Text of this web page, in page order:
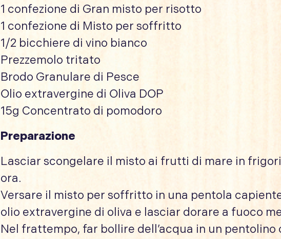
1 confezione di Gran misto per risotto
1 confezione di Misto per soffritto
1/2 bicchiere di vino bianco
Prezzemolo tritato
Brodo Granulare di Pesce
Olio extravergine di Oliva DOP
15g Concentrato di pomodoro
Preparazione
Lasciar scongelare il misto ai frutti di mare in
ora.
Versare il misto per soffritto in una pentola
olio extravergine di oliva e lasciar dorare a fuoco
Nel frattempo, far bollire dell’acqua in un pentolino